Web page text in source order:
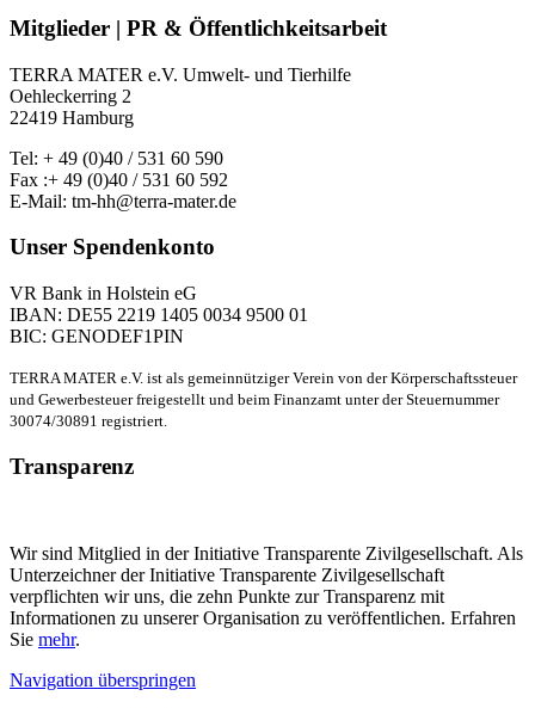
Mitglieder | PR & Öffentlichkeitsarbeit
TERRA MATER e.V. Umwelt- und Tierhilfe
Oehleckerring 2
22419 Hamburg
Tel: + 49 (0)40 / 531 60 590
Fax :+ 49 (0)40 / 531 60 592
E-Mail: tm-hh@terra-mater.de
Unser Spendenkonto
VR Bank in Holstein eG
IBAN: DE55 2219 1405 0034 9500 01
BIC: GENODEF1PIN
TERRA MATER e.V. ist als gemeinnütziger Verein von der Körperschaftssteuer
und Gewerbesteuer freigestellt und beim Finanzamt unter der Steuernummer
30074/30891 registriert.
Transparenz
Wir sind Mitglied in der Initiative Transparente Zivilgesellschaft. Als
Unterzeichner der Initiative Transparente Zivilgesellschaft
verpflichten wir uns, die zehn Punkte zur Transparenz mit
Informationen zu unserer Organisation zu veröffentlichen. Erfahren
Sie mehr.
Navigation überspringen